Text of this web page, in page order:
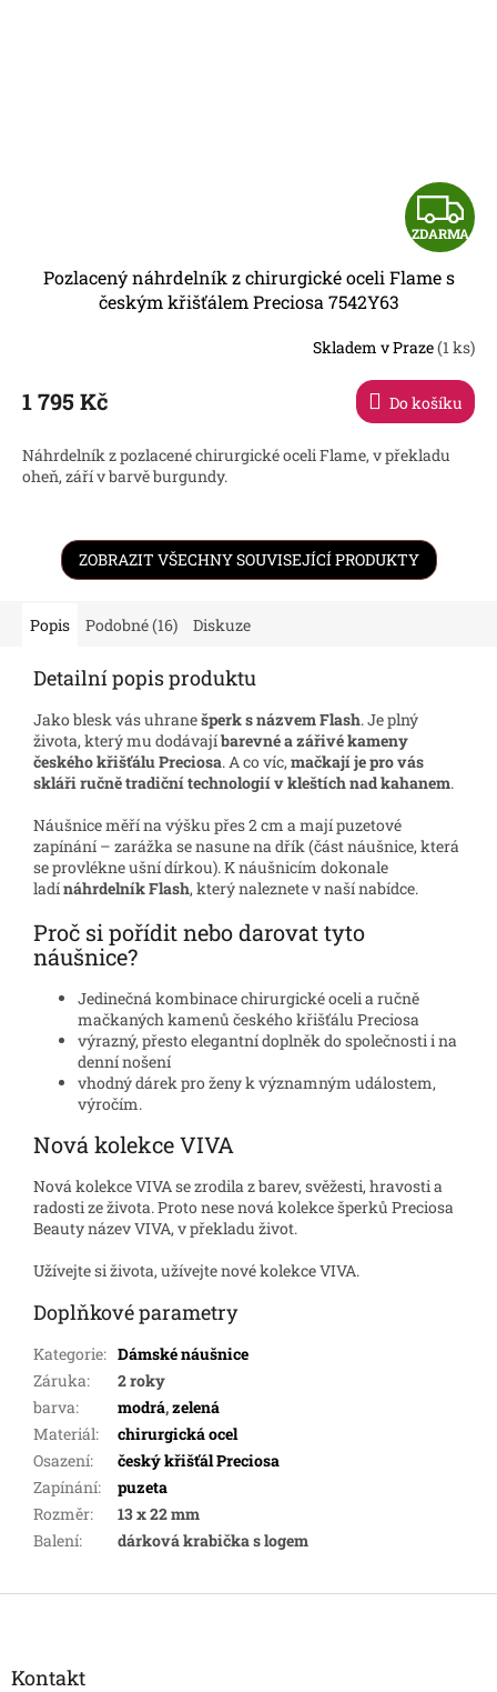
Z
D
R
ZDARMA
Pozlacený náhrdelník z chirurgické oceli Flame s
českým křišťálem Preciosa 7542Y63
Skladem v Praze(1 ks)
1 795 Kč Do košíku
Náhrdelník z pozlacené chirurgické oceli Flame, v překladu
oheň, září v barvě burgundy.
ZOBRAZIT VŠECHNY SOUVISEJÍCÍ PRODUKTY
Popis Podobné (16) Diskuze
Detailní popis produktu
Jako blesk vás uhranešperk s názvem Flash. Je plný
života, který mu dodávajíbarevné a zářivé kameny
českého křišťálu Preciosa. A co víc,mačkají je pro vás
skláři ručně tradiční technologií v kleštích nad kahanem.
Náušnice měří na výšku přes 2 cm a mají puzetové
zapínání – zarážka se nasune na dřík (část náušnice, která
se provlékne ušní dírkou). K náušnicím dokonale
ladínáhrdelník Flash, který naleznete v naší nabídce.
Proč si pořídit nebo darovat tyto
náušnice?
Jedinečná kombinace chirurgické oceli a ručně
mačkaných kamenů českého křišťálu Preciosa
výrazný, přesto elegantní doplněk do společnosti i na
denní nošení
vhodný dárek pro ženy k významným událostem,
výročím.
Nová kolekce VIVA
Nová kolekce VIVA se zrodila z barev, svěžesti, hravosti a
radosti ze života. Proto nese nová kolekce šperků Preciosa
Beauty název VIVA, v překladu život.
Užívejte si života, užívejte nové kolekce VIVA.
Doplňkové parametry
Kategorie: Dámské náušnice
Záruka:
2 roky
barva: modrá,zelená
Materiál:
chirurgická ocel
Osazení:
český křišťál Preciosa
Zapínání:
puzeta
Rozměr:
13 x 22 mm
Balení: dárková krabička s logem
Z
Kontakt